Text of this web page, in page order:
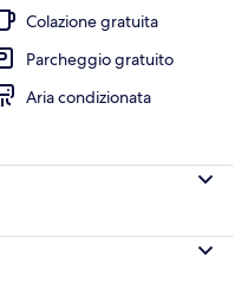
Colazione gratuita
Parcheggio gratuito
Aria condizionata